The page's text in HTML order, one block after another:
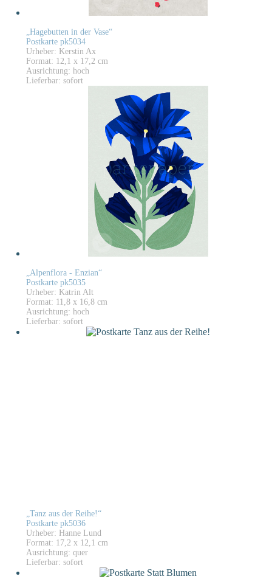
„Hagebutten in der Vase“
Postkarte pk5034
Urheber: Kerstin Ax
Format: 12,1 x 17,2 cm
Ausrichtung: hoch
Lieferbar: sofort
„Alpenflora - Enzian“
Postkarte pk5035
Urheber: Katrin Alt
Format: 11,8 x 16,8 cm
Ausrichtung: hoch
Lieferbar: sofort
„Tanz aus der Reihe!“
Postkarte pk5036
Urheber: Hanne Lund
Format: 17,2 x 12,1 cm
Ausrichtung: quer
Lieferbar: sofort